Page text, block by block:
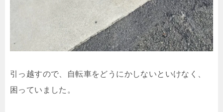
引っ越すので、自転車をどうにかしないといけなく、
困っていました。